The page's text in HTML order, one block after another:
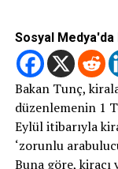
Sosyal Medya'da
Bakan Tunç,
düzenlemenin 1
Eylül itibarıyla
‘zorunlu
Buna göre, kiracı